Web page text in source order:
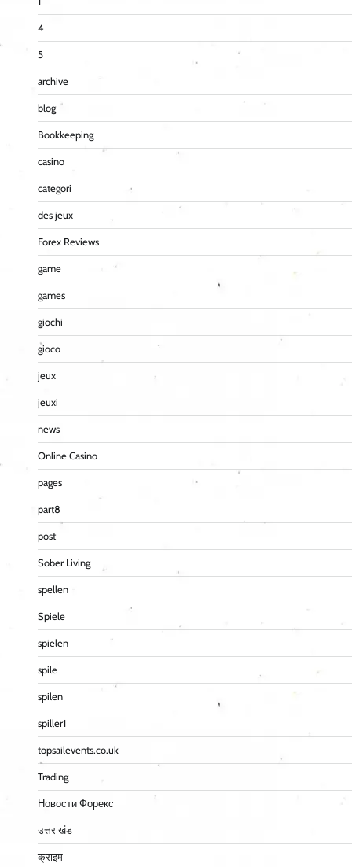
4
5
archive
blog
Bookkeeping
casino
categori
des jeux
Forex Reviews
game
games
giochi
gioco
jeux
jeuxi
news
Online Casino
pages
part8
post
Sober Living
spellen
Spiele
spielen
spile
spilen
spiller1
topsailevents.co.uk
Trading
Новости Форекс
उत्तराखंड
क्राइम